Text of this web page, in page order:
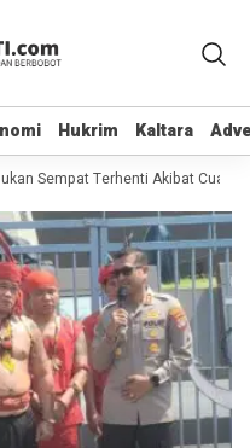
Hukrim Kaltara
Hukrim Kaltara
Sempat Terhenti Akibat Cuaca